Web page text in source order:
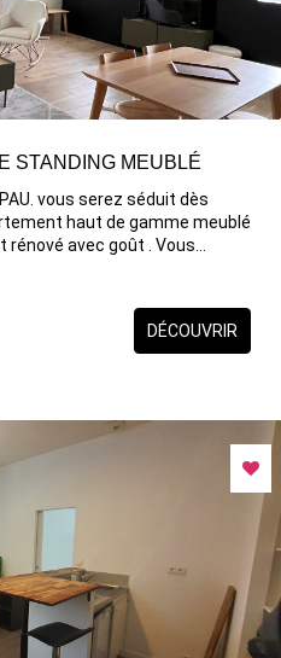
STANDING MEUBLÉ
vous serez séduit dès
meublé
L'espace nuit comprend 3
avec grand dressing. Une
pour une vie citadine. Ne
! Contactez nous dès
visite.
DÉCOUVRIR